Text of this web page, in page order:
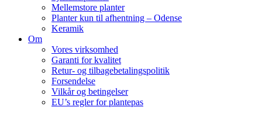
Mellemstore planter
Planter kun til afhentning – Odense
Keramik
Om
Vores virksomhed
Garanti for kvalitet
Retur- og tilbagebetalingspolitik
Forsendelse
Vilkår og betingelser
EU’s regler for plantepas